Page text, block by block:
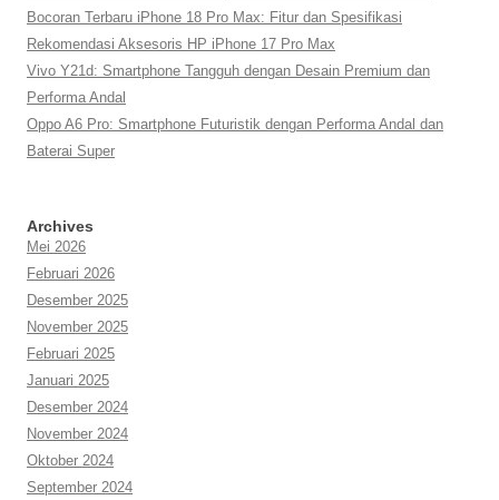
Bocoran Terbaru iPhone 18 Pro Max: Fitur dan Spesifikasi
Rekomendasi Aksesoris HP iPhone 17 Pro Max
Vivo Y21d: Smartphone Tangguh dengan Desain Premium dan
Performa Andal
Oppo A6 Pro: Smartphone Futuristik dengan Performa Andal dan
Baterai Super
Archives
Mei 2026
Februari 2026
Desember 2025
November 2025
Februari 2025
Januari 2025
Desember 2024
November 2024
Oktober 2024
September 2024